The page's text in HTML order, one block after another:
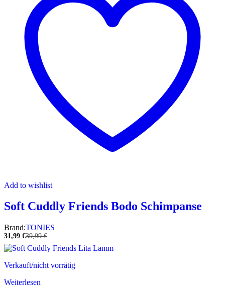
Add to wishlist
Soft Cuddly Friends Bodo Schimpanse
Brand:TONIES
31,99 €39,99€
Verkauft/nicht vorrätig
Weiterlesen